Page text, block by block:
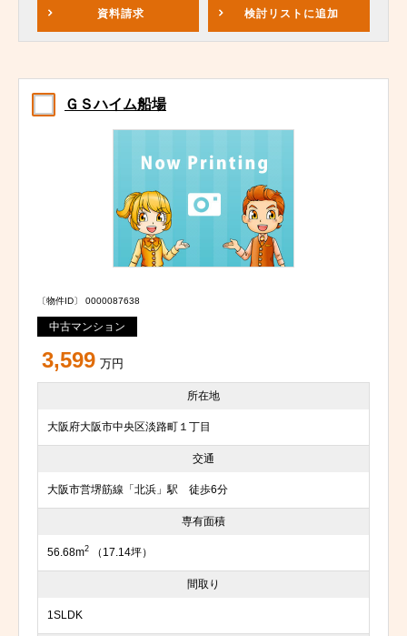
資料請求 検討リスト に追加
ＧＳハイム船場
〔物件ID〕 0000087638
中古マンション
3,599 万円
所在地
大阪府大阪市中央区淡路町１丁目
交通
大阪市営堺筋線「北浜」駅 徒歩6分
専有面積
56.68m2 （17.14坪）
間取り
1SLDK